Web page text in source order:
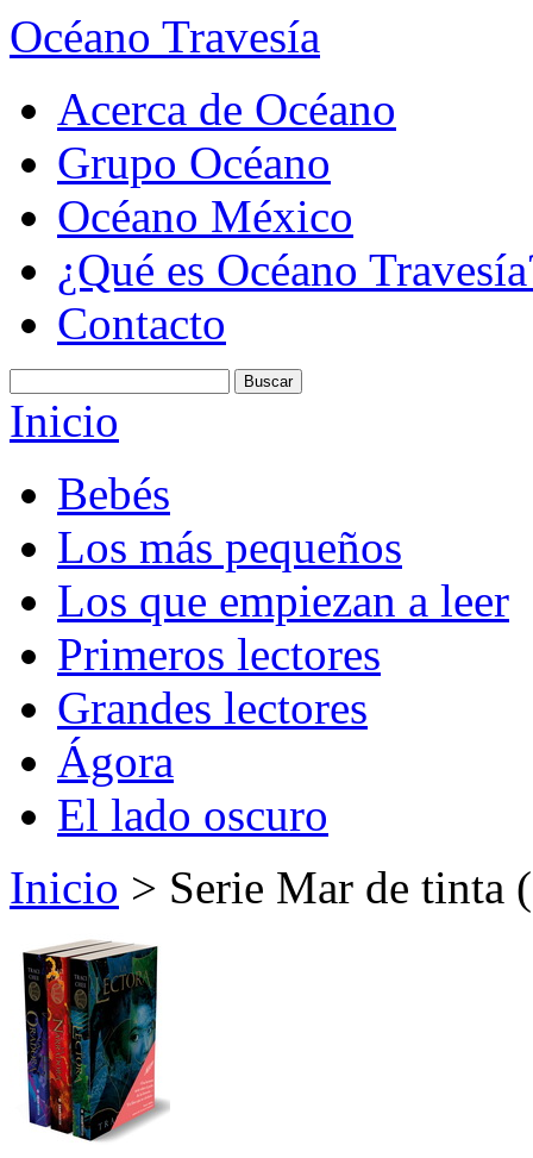
Océano Travesía
Acerca de Océano
Grupo Océano
Océano México
¿Qué es Océano
Contacto
Inicio
Bebés
Los más pequeños
Los que empiezan a leer
Primeros lectores
Grandes lectores
Ágora
El lado oscuro
Inicio > Serie Mar de tinta